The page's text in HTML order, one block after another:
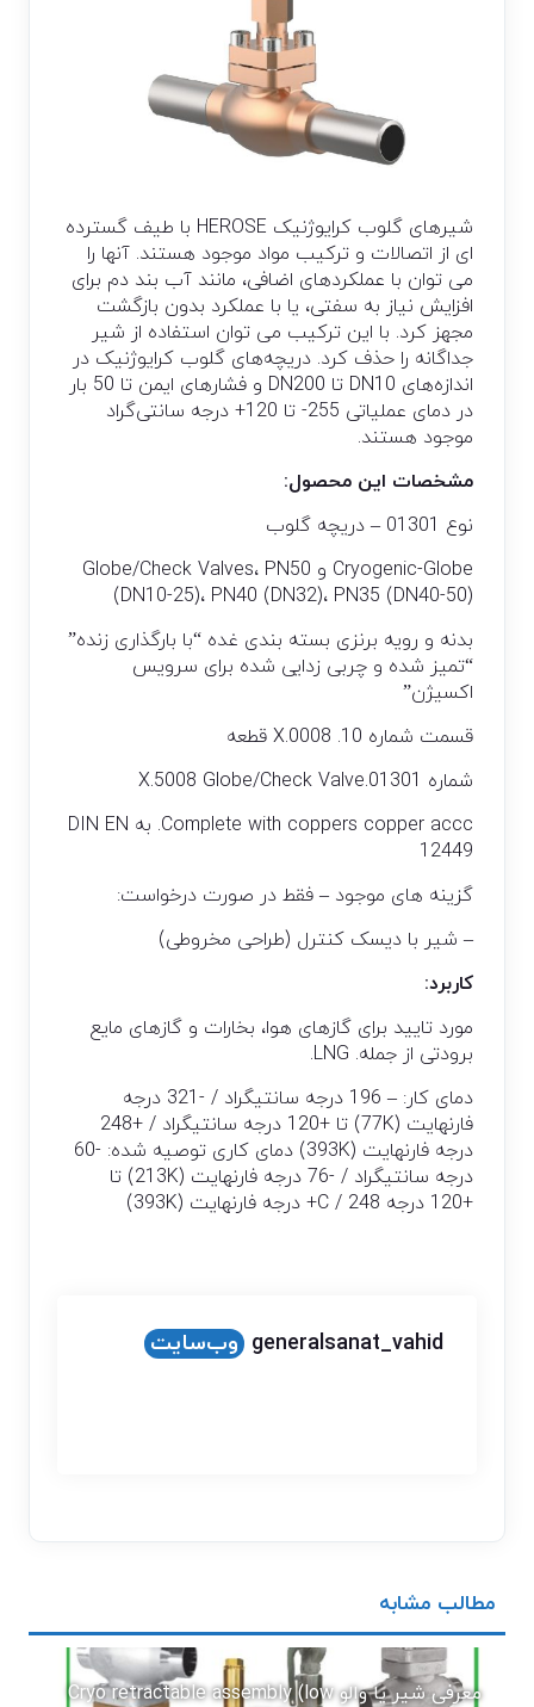
شیرهای گلوب کرایوژنیک HEROSE با طیف گسترده
ای از اتصالات و ترکیب مواد موجود هستند. آنها را
می توان با عملکردهای اضافی، مانند آب بند دم برای
افزایش نیاز به سفتی، یا با عملکرد بدون بازگشت
مجهز کرد. با این ترکیب می توان استفاده از شیر
جداگانه را حذف کرد. دریچه‌های گلوب کرایوژنیک در
اندازه‌های DN10 تا DN200 و فشارهای ایمن تا 50 بار
در دمای عملیاتی 255- تا 120+ درجه سانتی‌گراد
موجود هستند.
مشخصات این محصول:
نوع 01301 – دریچه گلوب
Cryogenic-Globe و Globe/Check Valves، PN50
(DN10-25)، PN40 (DN32)، PN35 (DN40-50)
بدنه و رویه برنزی بسته بندی غده “با بارگذاری زنده”
“تمیز شده و چربی زدایی شده برای سرویس
اکسیژن”
قسمت شماره 10. X.0008 قطعه
شماره 01301.X.5008 Globe/Check Valve
Complete with coppers copper accc. به DIN EN
12449
گزینه های موجود – فقط در صورت درخواست:
– شیر با دیسک کنترل (طراحی مخروطی)
کاربرد:
مورد تایید برای گازهای هوا، بخارات و گازهای مایع
برودتی از جمله. LNG.
دمای کار: – 196 درجه سانتیگراد / -321 درجه
فارنهایت (77K) تا +120 درجه سانتیگراد / +248
درجه فارنهایت (393K) دمای کاری توصیه شده: -60
درجه سانتیگراد / -76 درجه فارنهایت (213K) تا
+120 درجه C / 248+ درجه فارنهایت (393K)
generalsanat_vahid وب‌سایت
مطالب مشابه
معرفی شیر یا والو Cryo retractable assembly (low